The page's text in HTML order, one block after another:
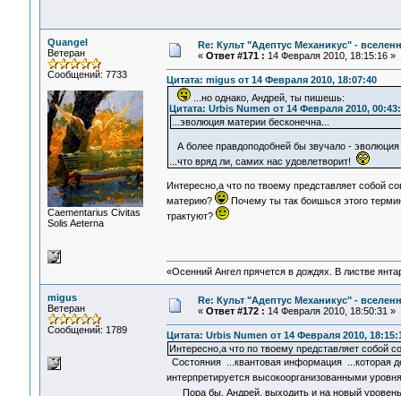
Quangel
Ветеран
Сообщений: 7733
Сaementarius Civitas
Solis Aeterna
Re: Культ "Адептус Механикус" -
« Ответ #171 : 14 Февраля 2010, 18:15:16 »
Цитата: migus от 14 Февраля 2010, 18:07:40
...но однако, Андрей, ты пишешь:
Цитата: Urbis Numen от 14 Февраля 2010,
...эволюция материи бесконечна...
А более правдоподобней бы звучало -
...что вряд ли, самих нас удовлетворит!
Интересно,а что по твоему представляет собой
материю?
Почему ты так боишься этого
трактуют?
«Осенний Ангел прячется в дождях. В листве
migus
Ветеран
Сообщений: 1789
Re: Культ "Адептус Механикус" -
« Ответ #172 : 14 Февраля 2010, 18:50:31 »
Цитата: Urbis Numen от 14 Февраля 2010,
Интересно,а что по твоему представляет собой
Состояния ...квантовая информация ...которая
интерпретируется высокоорганизованными
Пора бы, Андрей, выходить и на новый